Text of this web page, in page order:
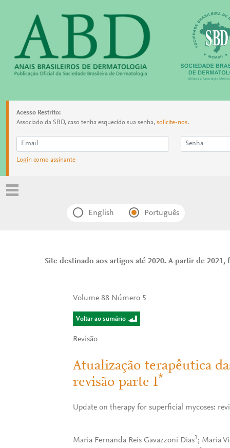
Acesso Restrito:
Associado da SBD, caso tenha esquecido sua senha, solicite-nos.
Login como assinante
English Português
Site destinado aos artigos até 2020. A partir de
Volume 88 Número 5
Voltar ao sumário
Revisão
Atualização terapêutica
revisão parte I*
Update on therapy for superficial mycoses:
Maria Fernanda Reis Gavazzoni Dias1; Maria